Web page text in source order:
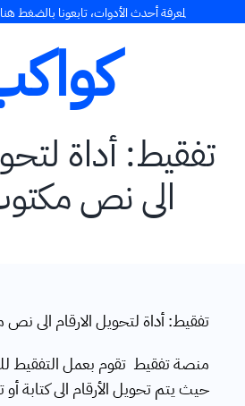
لمعرفة أحدث الأدوات، تابعونا بالضغط
تفقيط: أداة
الى نص
تفقيط: أداة لتحويل الارقام الى نص
منصة تفقيط تقوم بعمل
حيث يتم تحويل الأرقام الى كتابة أو